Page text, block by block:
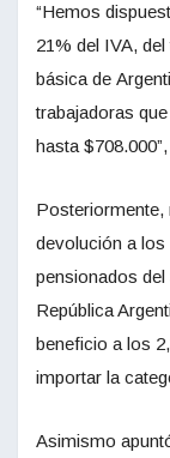
“Hemos
21% del IVA,
básica de
trabajadoras
hasta
Posteriormente,
devolución a los
pensionados
República
beneficio a los
importar la
Asimismo